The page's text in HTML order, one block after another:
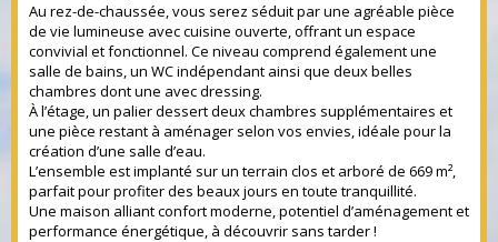
Au rez-de-chaussée, vous serez séduit par une agréable pièce
de vie lumineuse avec cuisine ouverte, offrant un espace
convivial et fonctionnel. Ce niveau comprend également une
salle de bains, un WC indépendant ainsi que deux belles
chambres dont une avec dressing.
À l’étage, un palier dessert deux chambres supplémentaires et
une pièce restant à aménager selon vos envies, idéale pour la
création d’une salle d’eau.
L’ensemble est implanté sur un terrain clos et arboré de 669 m²,
parfait pour profiter des beaux jours en toute tranquillité.
Une maison alliant confort moderne, potentiel d’aménagement et
performance énergétique, à découvrir sans tarder !